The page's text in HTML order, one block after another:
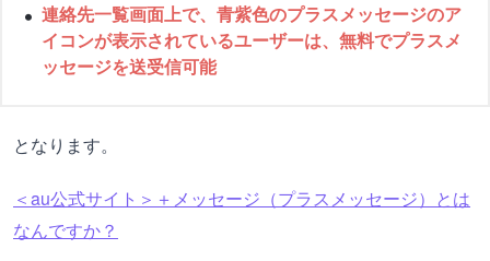
連絡先一覧画面上で、青紫色のプラスメッセージのア
イコンが表示されているユーザーは、無料でプラスメ
ッセージを送受信可能
となります。
＜au公式サイト＞＋メッセージ（プラスメッセージ）とは
なんですか？